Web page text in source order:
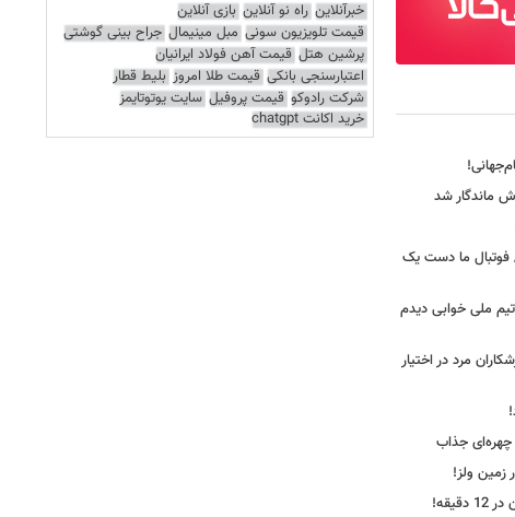
ماندگار شد
فوتبال ما دست یک
ملی خوابی دیدم
مرد در اختیار
چهره‌ای جذاب
زمین ولز!
خبرآنلاین راه نو آنلاین بازی آنلاین
قیمت تلویزیون سونی مبل مینیمال جراح بینی گوشتی
پرشین هتل قیمت آهن فولاد ایرانیان
اعتبارسنجی بانکی قیمت طلا امروز بلیط قطار
شرکت رادوکو قیمت پروفیل سایت یوتوتایمز
خرید اکانت chatgpt